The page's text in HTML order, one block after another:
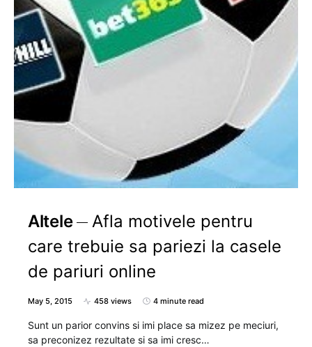
Altele
Afla motivele pentru
care trebuie sa pariezi la casele
de pariuri online
May 5, 2015 458 views 4 minute read
Sunt un parior convins si imi place sa mizez pe meciuri,
sa preconizez rezultate si sa imi cresc…